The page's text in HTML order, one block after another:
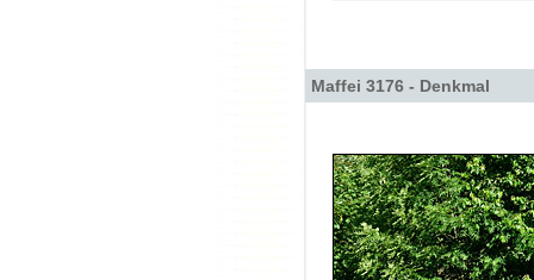
Maffei 3176 - Denkmal